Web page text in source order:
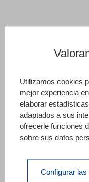
CFAR (Universidad
reanimadores) es
autoridad sanitaria
prácticas
acreditada por los
la educación
Utilizamos cookies
mejor experiencia
elaborar
adaptados a sus
ofrecerle funciones
sobre sus datos
Configurar